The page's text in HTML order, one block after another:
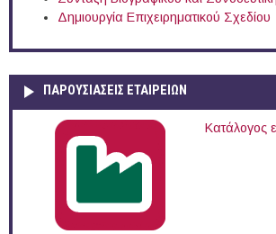
Δημιουργία Επιχειρηματικού Σχεδίου
ΠΑΡΟΥΣΙΆΣΕΙΣ ΕΤΑΙΡΕΙΏΝ
Κατάλογος